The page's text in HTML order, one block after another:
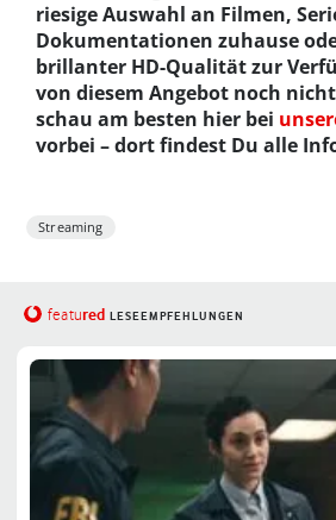
riesige Auswahl an Filmen,
Dokumentationen zuhause
brillanter HD-Qualität zur
von diesem Angebot noch
schau am besten hier bei
vorbei – dort findest Du alle
Streaming
featured LESEEMPFEHLUNGEN